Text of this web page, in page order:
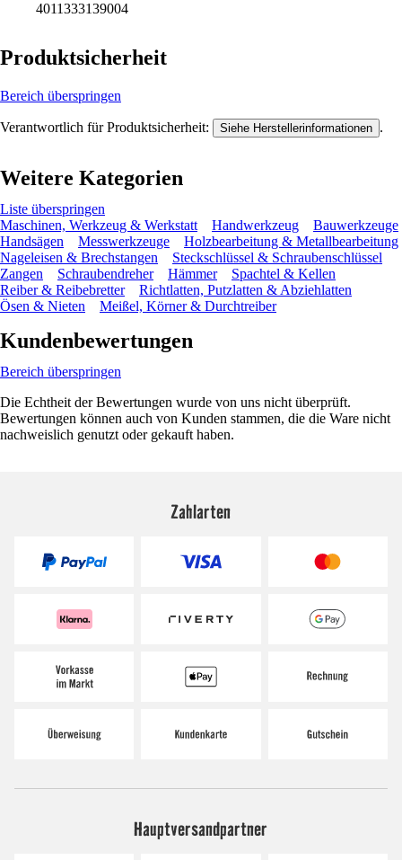
4011333139004
Produktsicherheit
Bereich überspringen
Verantwortlich für Produktsicherheit: Siehe Herstellerinformationen .
Weitere Kategorien
Liste überspringen
Maschinen, Werkzeug & Werkstatt
Handwerkzeug
Bauwerkzeuge
Handsägen
Messwerkzeuge
Holzbearbeitung & Metallbearbeitung
Nageleisen & Brechstangen
Steckschlüssel & Schraubenschlüssel
Zangen
Schraubendreher Hämmer
Spachtel & Kellen
Reiber & Reibebretter
Richtlatten, Putzlatten & Abziehlatten
Ösen & Nieten
Meißel, Körner & Durchtreiber
Kundenbewertungen
Bereich überspringen
Die Echtheit der Bewertungen wurde von uns nicht überprüft.
Bewertungen können auch von Kunden stammen, die die Ware nicht
nachweislich genutzt oder gekauft haben.
Zahlarten
Hauptversandpartner